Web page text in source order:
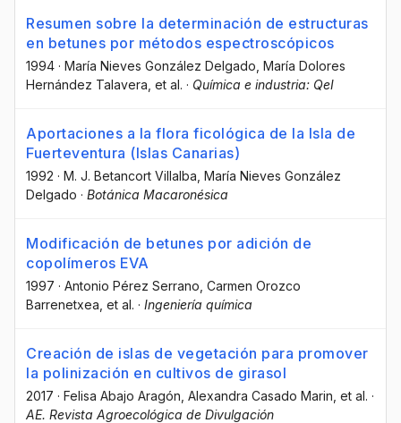
Resumen sobre la determinación de estructuras
en betunes por métodos espectroscópicos
1994 · María Nieves González Delgado , María Dolores
Hernández Talavera , et al. · Química e industria: QeI
Aportaciones a la flora ficológica de la Isla de
Fuerteventura (Islas Canarias)
1992 · M. J. Betancort Villalba , María Nieves González
Delgado · Botánica Macaronésica
Modificación de betunes por adición de
copolímeros EVA
1997 · Antonio Pérez Serrano , Carmen Orozco
Barrenetxea , et al. · Ingeniería química
Creación de islas de vegetación para promover
la polinización en cultivos de girasol
2017 · Felisa Abajo Aragón , Alexandra Casado Marin , et al. ·
AE. Revista Agroecológica de Divulgación